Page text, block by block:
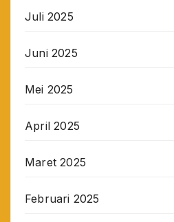
Juli 2025
Juni 2025
Mei 2025
April 2025
Maret 2025
Februari 2025